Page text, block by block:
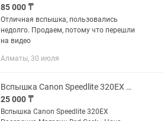
85 000 ₸
Отличная вспышка, пользовались
недолго. Продаем, потому что перешли
на видео
Алматы, 30 июля
Вспышка Canon Speedlite 320EX Рассрочка Магазин Red Geek
25 000 ₸
Вспышка Canon Speedlite 320EX